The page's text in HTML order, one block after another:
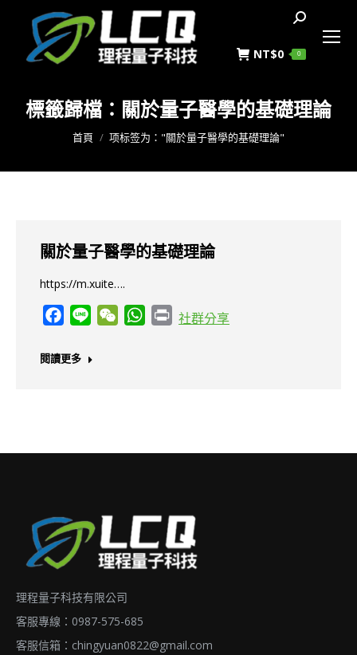
搜
NT$0 0
標籤歸檔： 關於量子醫學的基礎理論
您在這裡：
首頁 项标签为："關於量子醫學的基礎理論"
關於量子醫學的基礎理論
https://m.xuite….
Facebook
Line WeChatWhatsApp
Print
社群分享
閱讀更多
理程量子科技有限公司
客服專線：0987-575-685
客服信箱： chingyuan0822@gmail.com